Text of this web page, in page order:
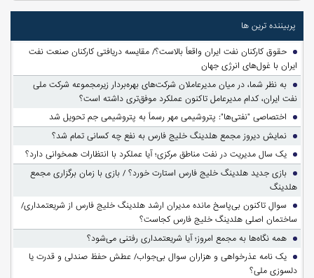
پربیننده ترین ها
حقوق کارکنان نفت ایران واقعاً بالاست؟/ مقایسه دریافتی کارکنان صنعت نفت
ایران با غول‌های انرژی جهان
به نظر شما، در میان مدیرعاملان شرکت‌های بهره‌بردار زیرمجموعه شرکت ملی
نفت ایران، کدام مدیرعامل تاکنون عملکرد موفق‌تری داشته است؟
اختصاصی "نفتی‌ها": پتروشیمی مهر رسماً به پتروشیمی جم تحویل شد
نمایش دیروز مجمع هلدینگ خلیج فارس به نفع چه کسانی تمام شد؟
یک سال مدیریت در نفت مناطق مرکزی؛ آیا عملکرد با انتظارات همخوانی دارد؟
بازی جدید هلدینگ خلیج فارس استارت خورد؟ / بازی با زمان برگزاری مجمع
هلدینگ
سوالِ تاکنون بی‌پاسخ مانده مدیران ارشد هلدینگ خلیج فارس از شریعتمداری/
ساختمان اصلی هلدینگ خلیج فارس کجاست؟
همه نگاه‌ها به مجمع امروز؛ آیا شریعتمداری رفتنی می‌شود؟
یک نامه عذرخواهی و هزاران سوال بی‌جواب/ عطش حفظ صندلی و قدرت یا
دلسوزی ملی؟